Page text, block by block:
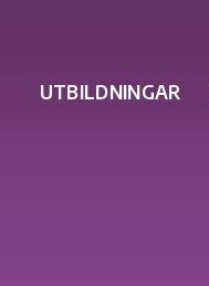
UTBILDNINGAR